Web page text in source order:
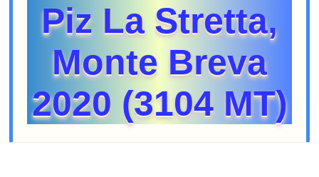
Piz La Stretta,
Monte Breva
2020 (3104 MT)